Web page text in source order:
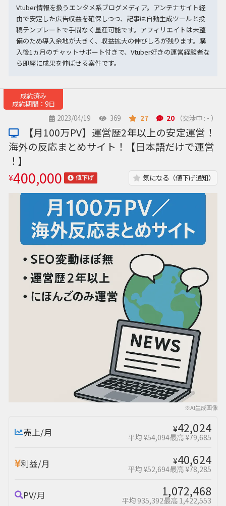
Vtuber情報を扱うエンタメ系ブログメディア。アンテナサイト経
由で安定した広告収益を確保しつつ、記事は自動生成ツールと投
稿テンプレートで手間なく量産可能です。アフィリエイトは未整
備のため導入余地が大きく、収益拡大の伸びしろが残ります。購
入後1ヵ月のチャットサポート付きで、Vtuber好きの運営経験者な
ら即座に成果を伸ばせる案件です。
成約済み
成約期間：9日
2023/04/19
369 27 20 （交渉中 : - ）
※AI生成画像
【月100万PV】運営歴2年以上の安定運営！
海外の反応まとめサイト！【日本語だけで運営
！】
¥400,000 値下げ 気になる（値下げ通知）
売上/月 ¥42,024
平均 ¥54,094最高 ¥79,685
利益/月 ¥40,624
平均 ¥52,694最高 ¥78,285
PV/月 1,072,468
平均 935,392最高 1,422,553